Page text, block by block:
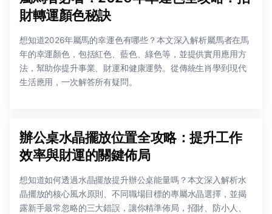
財轉運顏色秘訣
想知道2026年屬馬的幸運色有哪些？本文深入解析屬馬者在馬
年的幸運顏色，包括紅色、藍色、綠色等，並提供實用應用方
法，幫助你提升事業、財運和健康運勢。從傳統生肖學到現代
生活應用，一次解答所有疑問。
辦公桌水晶擺放位置全攻略：提升工作
效率與財運的關鍵佈局
想知道如何透過水晶擺放提升辦公桌能量嗎？本文深入解析水
晶擺放的核心風水原則、不同職場目標的專屬水晶選擇，並揭
露新手最常忽略的三大錯誤，讓你精準佈局，招財、防小人、